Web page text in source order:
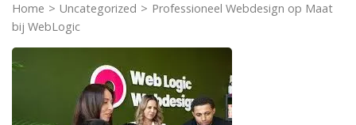
Home > Uncategorized > Professioneel Webdesign op Maat
bij WebLogic